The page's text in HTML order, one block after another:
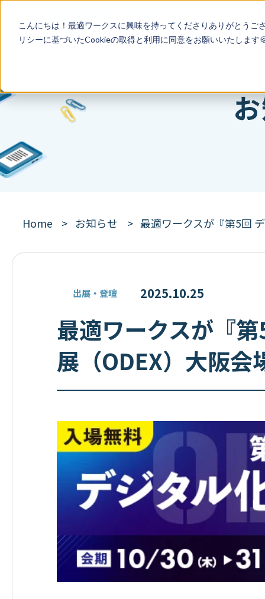
こんにちは！最適ワークスに興味を持ってくださりありがとう
リシーに基づいたCookieの取得と利用に同意をお願いいたします
Home お知らせ 最適ワークスが『第5回
出展・登壇 2025.10.25
最適ワークスが『
展（ODEX）大阪会